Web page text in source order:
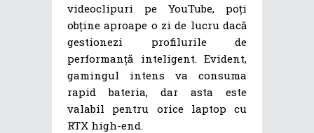
videoclipuri pe YouTube, poți
obține aproape o zi de lucru dacă
gestionezi profilurile de
performanță inteligent. Evident,
gamingul intens va consuma
rapid bateria, dar asta este
valabil pentru orice laptop cu
RTX high-end.